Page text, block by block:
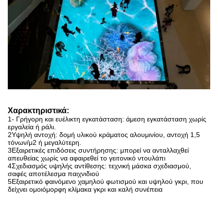
Χαρακτηριστικά:
1- Γρήγορη και ευέλικτη εγκατάσταση: άμεση εγκατάσταση χωρίς
εργαλεία ή ράλι.
2Υψηλή αντοχή: δομή υλικού κράματος αλουμινίου, αντοχή 1,5
τόνων/μ2 ή μεγαλύτερη.
3Εξαιρετικές επιδόσεις συντήρησης: μπορεί να ανταλλαχθεί
απευθείας χωρίς να αφαιρεθεί το γειτονικό ντουλάπι
4Σχεδιασμός υψηλής αντίθεσης: τεχνική μάσκα σχεδιασμού,
σαφές αποτέλεσμα παιχνιδιού
5Εξαιρετικό φαινόμενο χαμηλού φωτισμού και υψηλού γκρι, που
δείχνει ομοιόμορφη κλίμακα γκρι και καλή συνέπεια